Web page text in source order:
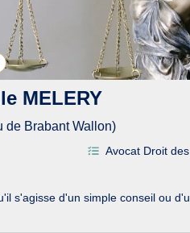
MELERY
de Brabant Wallon)
Avocat Droit
s'agisse d'un simple conseil ou